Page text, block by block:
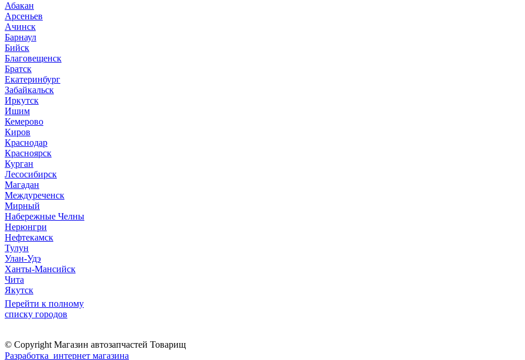
Абакан
Арсеньев
Ачинск
Барнаул
Бийск
Благовещенск
Братск
Екатеринбург
Забайкальск
Иркутск
Ишим
Кемерово
Киров
Краснодар
Красноярск
Курган
Лесосибирск
Магадан
Междуреченск
Мирный
Набережные Челны
Нерюнгри
Нефтекамск
Тулун
Улан-Удэ
Ханты-Мансийск
Чита
Якутск
Перейти к полному
списку городов
© Copyright Магазин автозапчастей Товарищ
Разработка интернет магазина